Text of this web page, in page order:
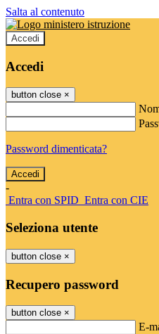
Salta al contenuto
Accedi
Accedi
button close ×
Password dimenticata?
-
Entra con SPID Entra con CIE
Seleziona utente
button close ×
Recupero password
button close ×
E-